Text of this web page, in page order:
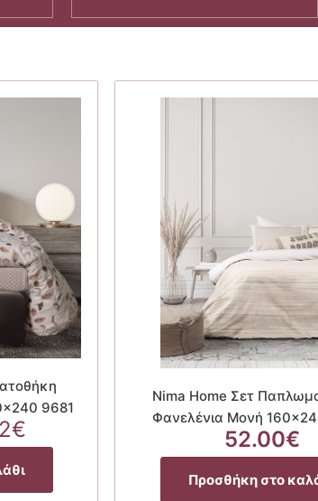
9681
€
τρέχουσα
είναι:
Nima Home Σετ
Φανελένια Μονή
52.00€
Προσθήκη στο